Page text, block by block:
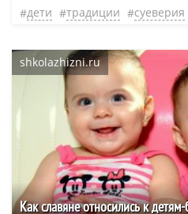
дети традиции суеверия
shkolazhizni.ru
Как славяне относились к